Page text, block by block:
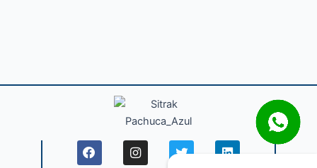
F
a
I
n
T
w
L
i